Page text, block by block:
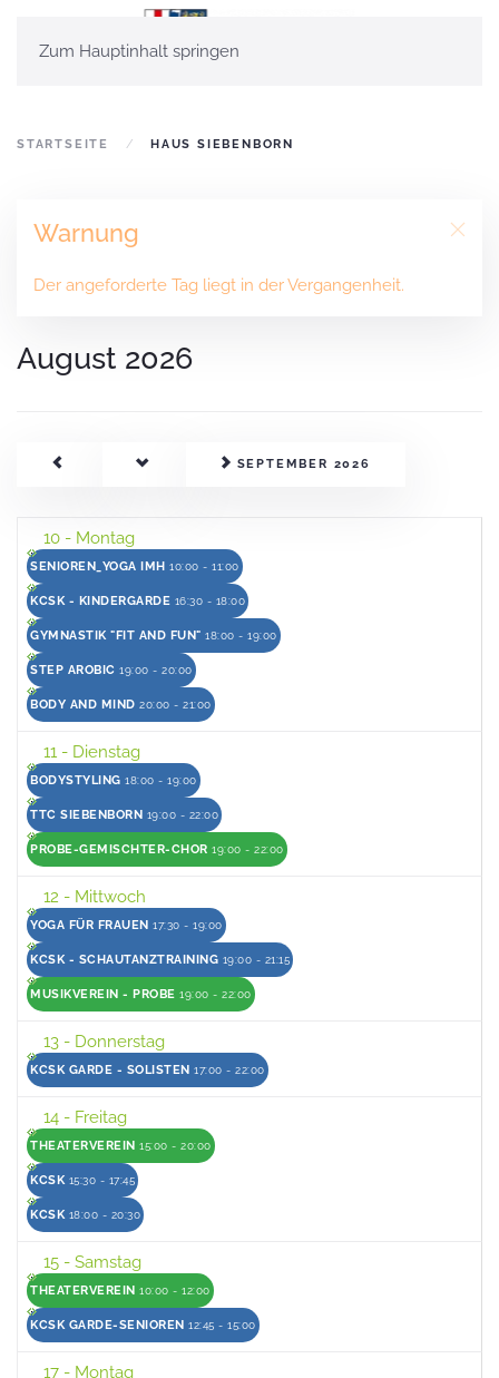
Zum Hauptinhalt springen
STARTSEITE HAUS SIEBENBORN
Warnung
Der angeforderte Tag liegt in der Vergangenheit.
August 2026
SEPTEMBER 2026
10 - Montag
SENIOREN_YOGA IMH 10:00 - 11:00
KCSK - KINDERGARDE 16:30 - 18:00
GYMNASTIK "FIT AND FUN" 18:00 - 19:00
STEP AROBIC 19:00 - 20:00
BODY AND MIND 20:00 - 21:00
11 - Dienstag
BODYSTYLING 18:00 - 19:00
TTC SIEBENBORN 19:00 - 22:00
PROBE-GEMISCHTER-CHOR 19:00 - 22:00
12 - Mittwoch
YOGA FÜR FRAUEN 17:30 - 19:00
KCSK - SCHAUTANZTRAINING 19:00 - 21:15
MUSIKVEREIN - PROBE 19:00 - 22:00
13 - Donnerstag
KCSK GARDE - SOLISTEN 17:00 - 22:00
14 - Freitag
THEATERVEREIN 15:00 - 20:00
KCSK 15:30 - 17:45
KCSK 18:00 - 20:30
15 - Samstag
THEATERVEREIN 10:00 - 12:00
KCSK GARDE-SENIOREN 12:45 - 15:00
17 - Montag